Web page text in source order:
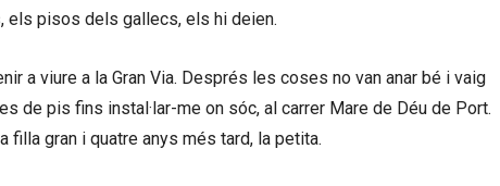
els pisos dels gallecs, els hi deien.
a viure a la Gran Via. Després les coses no van anar bé i vaig
de pis fins instal·lar-me on sóc, al carrer Mare de Déu de Port.
filla gran i quatre anys més tard, la petita.